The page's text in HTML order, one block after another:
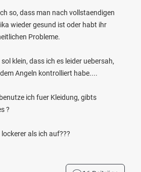
so, dass man nach vollstaendigen
wieder gesund ist oder habt ihr
Probleme.
klein, dass ich es leider uebersah,
Angeln kontrolliert habe....
ich fuer Kleidung, gibts
?
als ich auf???